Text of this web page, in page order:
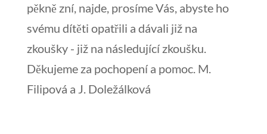
pěkně zní, najde, prosíme Vás, abyste ho
svému dítěti opatřili a dávali již na
zkoušky - již na následující zkoušku.
Děkujeme za pochopení a pomoc. M.
Filipová a J. Doležálková